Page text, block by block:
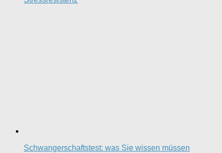
Schwangerschaftstest: was Sie wissen müssen